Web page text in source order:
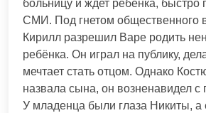
больницу и ждет ребенка, быстро
СМИ. Под гнетом общественного
Кирилл разрешил Варе родить
ребёнка. Он играл на публику,
мечтает стать отцом. Однако
назвала сына, он возненавидел с
У младенца были глаза Никиты,